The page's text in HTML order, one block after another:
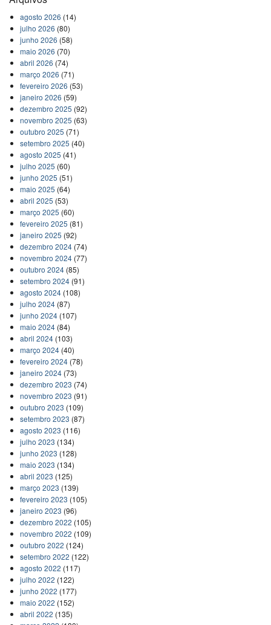
agosto 2026 (14)
julho 2026 (80)
junho 2026 (58)
maio 2026 (70)
abril 2026 (74)
março 2026 (71)
fevereiro 2026 (53)
janeiro 2026 (59)
dezembro 2025 (92)
novembro 2025 (63)
outubro 2025 (71)
setembro 2025 (40)
agosto 2025 (41)
julho 2025 (60)
junho 2025 (51)
maio 2025 (64)
abril 2025 (53)
março 2025 (60)
fevereiro 2025 (81)
janeiro 2025 (92)
dezembro 2024(74)
novembro 2024(77)
outubro 2024(85)
setembro 2024(91)
agosto 2024(108)
julho 2024(87)
junho 2024(107)
maio 2024(84)
abril 2024(103)
março 2024(40)
fevereiro 2024(78)
janeiro 2024(73)
dezembro 2023 (74)
novembro 2023 (91)
outubro 2023 (109)
setembro 2023 (87)
agosto 2023 (116)
julho 2023 (134)
junho 2023 (128)
maio 2023 (134)
abril 2023 (125)
março 2023 (139)
fevereiro 2023 (105)
janeiro 2023 (96)
dezembro 2022 (105)
novembro 2022 (109)
outubro 2022 (124)
setembro 2022 (122)
agosto 2022 (117)
julho 2022 (122)
junho 2022 (177)
maio 2022 (152)
abril 2022 (135)